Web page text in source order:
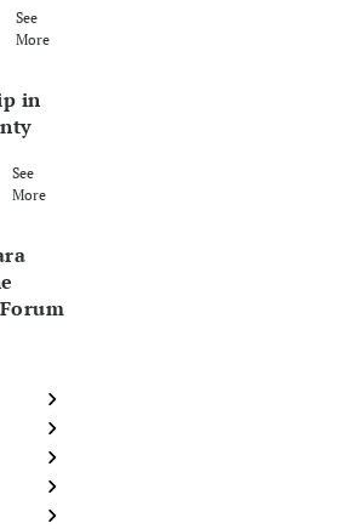
See
More
in
See
More